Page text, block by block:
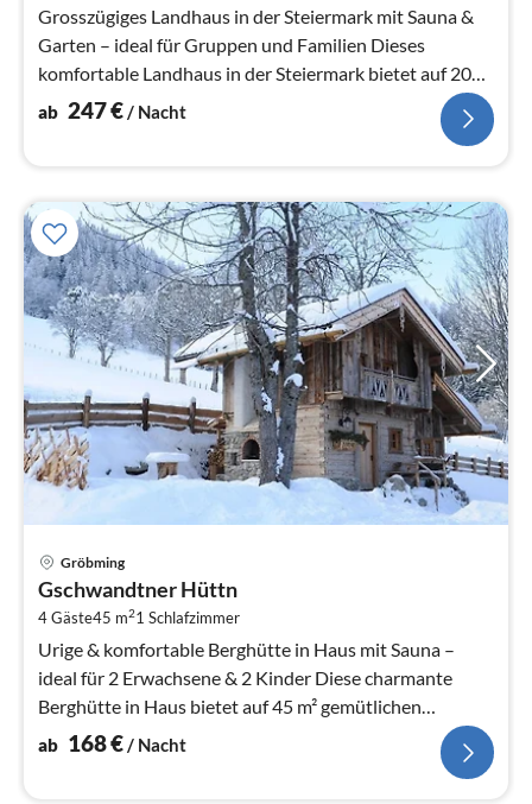
Grosszügiges Landhaus in der Steiermark mit Sauna &
Garten – ideal für Gruppen und Familien Dieses
komfortable Landhaus in der Steiermark bietet auf 200
m² Platz für bis zu 15 Per...
ab 247€/ Nacht
Gröbming
Gschwandtner Hüttn
4 Gäste45 m21 Schlafzimmer
Urige & komfortable Berghütte in Haus mit Sauna –
ideal für 2 Erwachsene & 2 Kinder Diese charmante
Berghütte in Haus bietet auf 45 m² gemütlichen
Wohnkomfort für bis zu 4 Persone...
ab 168€/ Nacht